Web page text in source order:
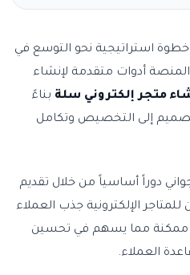
استراتيجية نحو التوسع في
أدوات متقدمة لإنشاء
متجر إلكتروني سلة بناءً
إلى التخصيص وتكامل
دوراً أساسياً من خلال تقديم
الإلكترونية جذب العملاء
ممكنة مما يسهم في تحسين
العملاء.